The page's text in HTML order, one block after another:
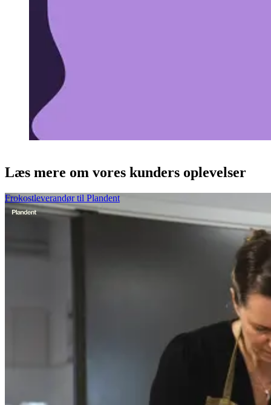
Læs mere om vores kunders oplevelser
Frokostleverandør til Plandent